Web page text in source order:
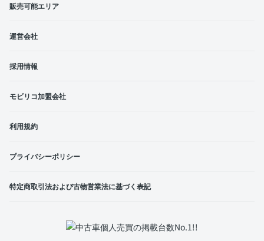
販売可能エリア
運営会社
採用情報
モビリコ加盟会社
利用規約
プライバシーポリシー
特定商取引法および古物営業法に基づく表記